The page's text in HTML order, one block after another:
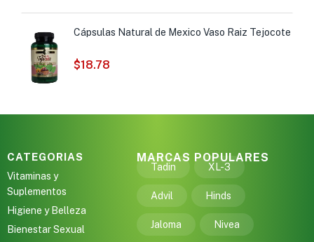
Cápsulas Natural de Mexico Vaso Raiz Tejocote
$18.78
CATEGORIAS
Vitaminas y
Suplementos
Higiene y Belleza
Bienestar Sexual
MARCAS POPULARES
Tadin XL-3
Advil Hinds
Jaloma Nivea